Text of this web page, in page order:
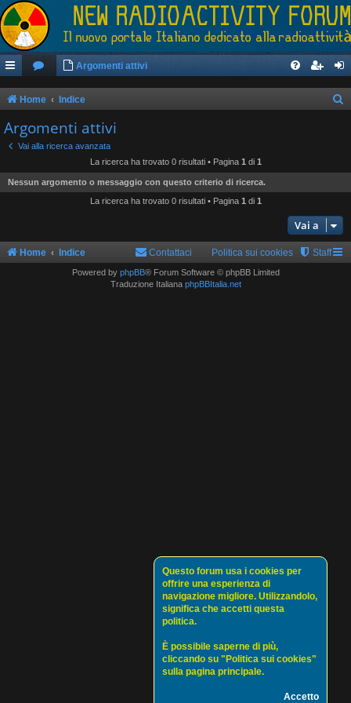
Argomenti attivi
Home Indice
Argomenti attivi
Vai alla ricerca avanzata
La ricerca ha trovato 0 risultati • Pagina 1 di 1
Nessun argomento o messaggio con questo criterio di ricerca.
La ricerca ha trovato 0 risultati • Pagina 1 di 1
Vai a
Questo forum usa i cookies per
offrire una esperienza di
navigazione migliore. Utilizzandolo,
significa che accetti questa
politica.
È possibile saperne di più,
cliccando su "Politica sui cookies"
sulla pagina principale.
Accetto
Home Indice Staff
Politica sui cookies
Contattaci
Powered by phpBB® Forum Software © phpBB Limited
Traduzione Italiana phpBBItalia.net